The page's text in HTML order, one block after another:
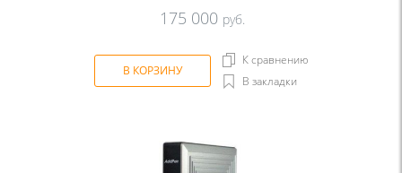
175 000 руб.
В КОРЗИНУ
К сравнению
В закладки